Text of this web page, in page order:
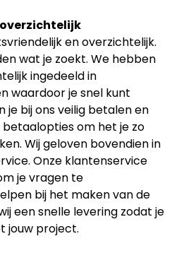
en overzichtelijk.
wat je zoekt. We hebben
ingedeeld in
waardoor je snel kunt
je bij ons veilig betalen en
om het je zo
Wij geloven bovendien in
Onze klantenservice
je vragen te
bij het maken van de
een snelle levering zodat je
jouw project.